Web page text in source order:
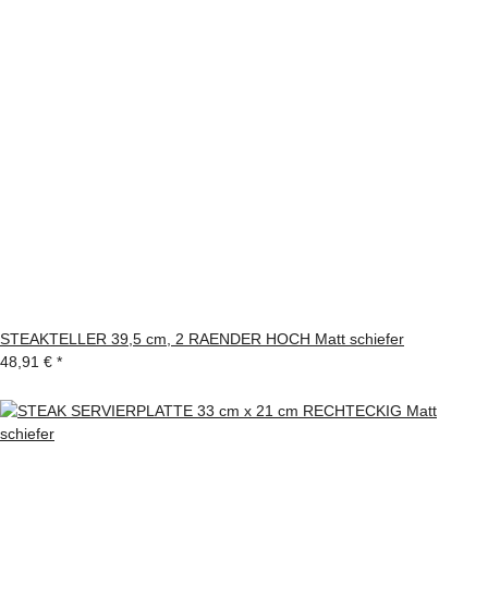
STEAKTELLER 39,5 cm, 2 RAENDER HOCH Matt schiefer
48,91 € *